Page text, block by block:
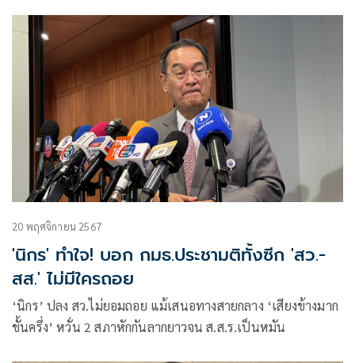
เนื้อในปัญหาการเมืองปัจจุบัน
20 พฤศจิกายน 2567
'นิกร' ทำใจ! บอก กมธ.ประชามติทั้งซีก 'สว.-
สส.' ไม่มีใครถอย
‘นิกร’ ปลง สว.ไม่ยอมถอย แม้เสนอทางสายกลาง ‘เสียงข้างมาก
ชั้นครึ่ง’ หวั่น 2 สภาหักกันลากยาวจน ส.ส.ร.เป็นหมัน